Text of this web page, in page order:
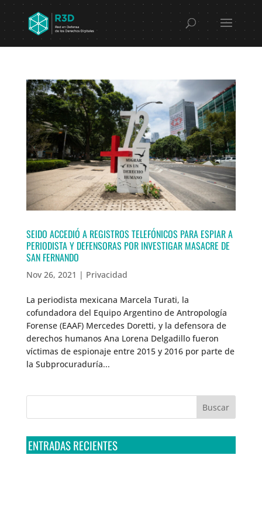
SEIDO ACCEDIÓ A REGISTROS TELEFÓNICOS PARA ESPIAR A
PERIODISTA Y DEFENSORAS POR INVESTIGAR MASACRE DE
SAN FERNANDO
Nov 26, 2021 | Privacidad
La periodista mexicana Marcela Turati, la
cofundadora del Equipo Argentino de Antropología
Forense (EAAF) Mercedes Doretti, y la defensora de
derechos humanos Ana Lorena Delgadillo fueron
víctimas de espionaje entre 2015 y 2016 por parte de
la Subprocuraduría...
ENTRADAS RECIENTES